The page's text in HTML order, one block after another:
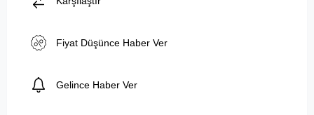
Fiyat Düşünce Haber Ver
Gelince Haber Ver